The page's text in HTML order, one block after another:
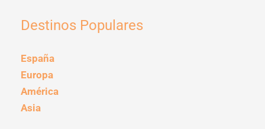
Destinos Populares
España
Europa
América
Asia